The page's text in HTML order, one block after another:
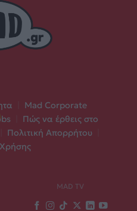
Mad Corporate
Πώς να έρθεις στο
Πολιτική Απορρήτου
MAD TV